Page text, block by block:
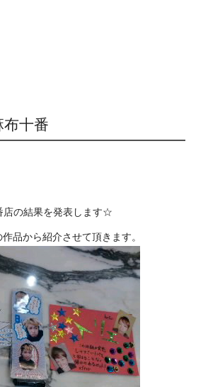
十番
店の結果を発表します☆
品から紹介させて頂きます。